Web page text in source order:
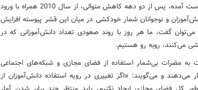
بر اساس آمار و ارقام به دست آمده، پس از دو دهه کاهش متوالی، از سال 2010 همراه با ورود
و نوجوانان شمار خودکشی در میان این قشر پیوسته افزایش
گفت، ما هر روز با روند صعودی تعداد دانش‌آموزانی که در
می‌کنند، روبه رو هستیم.
به مضرات بی‌شمار استفاده از فضای مجازی و شبکه‌های اجتماعی
می‌دهند و می‌گویند: «اگر تغییری در رویه استفاده دانش‌آموزان از